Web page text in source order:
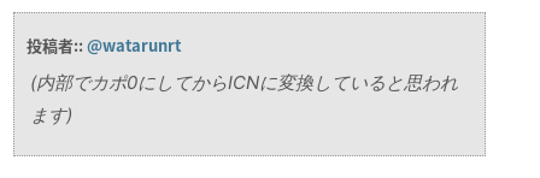
投稿者::@watarunrt
(内部でカポ0にしてからICNに変換していると思われ
ます)